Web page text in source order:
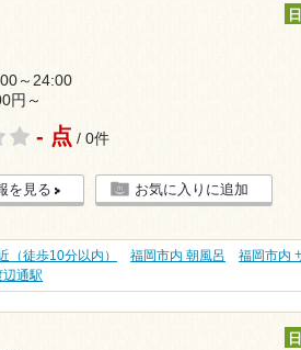
～24:00
円～
- 点 / 0件
を見る お気に入りに追加
（徒歩10分以内） 福岡市内 朝風呂
福岡市内
辺通駅